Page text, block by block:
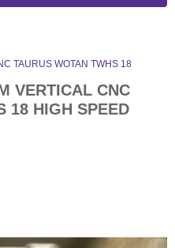
TAURUS WOTAN TWHS 18
VERTICAL CNC
18 HIGH SPEED